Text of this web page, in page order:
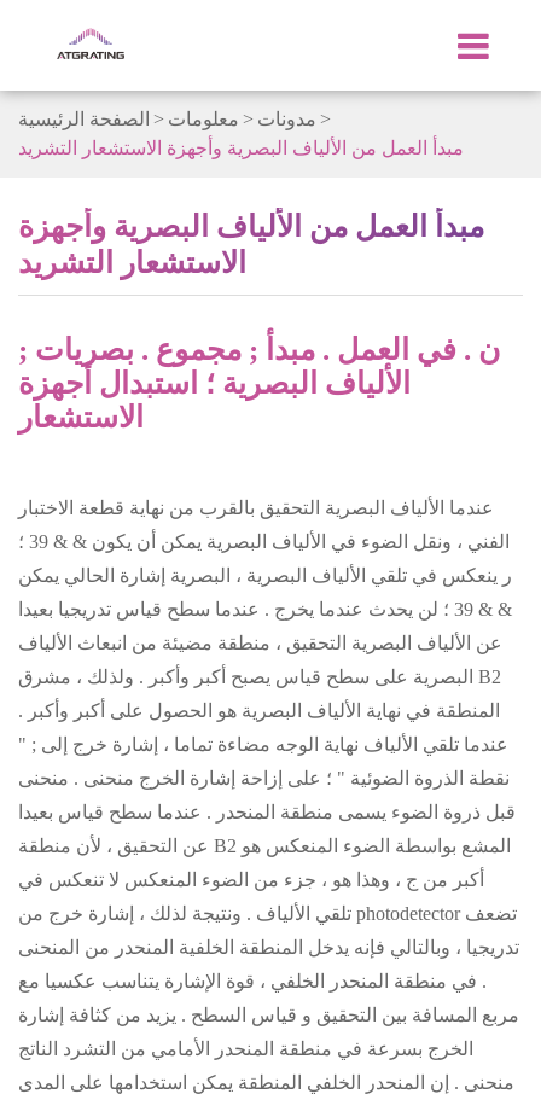
الصفحة الرئيسية معلومات
مدونات
مبدأ العمل من الألياف البصرية وأجهزة الاستشعار التشريد
مبدأ العمل من الألياف البصرية وأجهزة
الاستشعار التشريد
ن . في العمل . مبدأ ; مجموع . بصريات ;
الألياف البصرية ؛ استبدال أجهزة
الاستشعار
عندما الألياف البصرية التحقيق بالقرب من نهاية قطعة الاختبار
الفني ، ونقل الضوء في الألياف البصرية يمكن أن يكون & & 39 ؛
ر ينعكس في تلقي الألياف البصرية ، البصرية إشارة الحالي يمكن
& & 39 ؛ لن يحدث عندما يخرج . عندما
سطح قياس تدريجيا بعيدا
عن الألياف البصرية التحقيق ، منطقة مضيئة من انبعاث الألياف
البصرية على سطح قياس يصبح أكبر وأكبر . ولذلك ، مشرق B2
المنطقة في نهاية الألياف البصرية هو الحصول على أكبر وأكبر .
عندما تلقي الألياف نهاية الوجه مضاءة تماما ، إشارة خرج إلى ; "
نقطة الذروة الضوئية " ؛ على إزاحة إشارة الخرج منحنى . منحنى
قبل ذروة الضوء يسمى منطقة المنحدر . عندما سطح قياس بعيدا
عن التحقيق ، لأن منطقة B2 المشع بواسطة الضوء المنعكس هو
أكبر من ج ، وهذا هو ، جزء من الضوء المنعكس لا تنعكس في
تلقي الألياف . ونتيجة لذلك ، إشارة خرج من photodetector تضعف
تدريجيا ، وبالتالي فإنه يدخل المنطقة الخلفية المنحدر من المنحنى
. في منطقة المنحدر الخلفي ، قوة الإشارة يتناسب عكسيا مع
مربع المسافة بين التحقيق و قياس السطح . يزيد من كثافة إشارة
الخرج بسرعة في منطقة المنحدر الأمامي من التشرد الناتج
منحنى . إن المنحدر الخلفي المنطقة يمكن استخدامها على المدى